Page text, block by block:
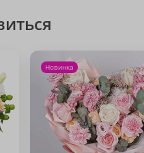
Новинка